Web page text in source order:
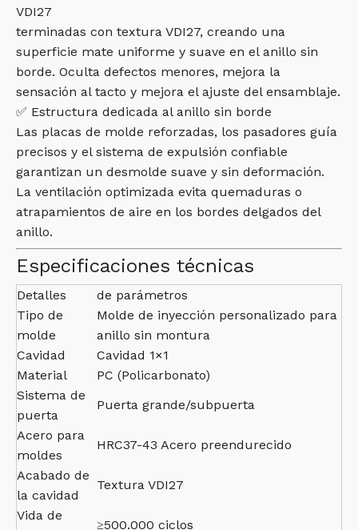
VDI27
terminadas con textura VDI27, creando una
superficie mate uniforme y suave en el anillo sin
borde. Oculta defectos menores, mejora la
sensación al tacto y mejora el ajuste del ensamblaje.
✅ Estructura dedicada al anillo sin borde
Las placas de molde reforzadas, los pasadores guía
precisos y el sistema de expulsión confiable
garantizan un desmolde suave y sin deformación.
La ventilación optimizada evita quemaduras o
atrapamientos de aire en los bordes delgados del
anillo.
Especificaciones técnicas
Detalles
de parámetros
Tipo de
molde
Molde de inyección personalizado para
anillo sin montura
Cavidad
Cavidad 1×1
Material
PC (Policarbonato)
Sistema de
puerta
Puerta grande/subpuerta
Acero para
moldes
HRC37-43 Acero preendurecido
Acabado de
la cavidad
Textura VDI27
Vida de
≥500.000 ciclos